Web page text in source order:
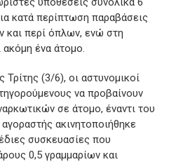
κατά περίπτωση παραβάσεις
και περί όπλων, ενώ στη
ακόμη ένα άτομο.
Τρίτης (3/6), οι αστυνομικοί
να προβαίνουν
σε άτομο, έναντι του
ακινητοποιήθηκε
συσκευασίες που
0,5 γραμμαρίων και